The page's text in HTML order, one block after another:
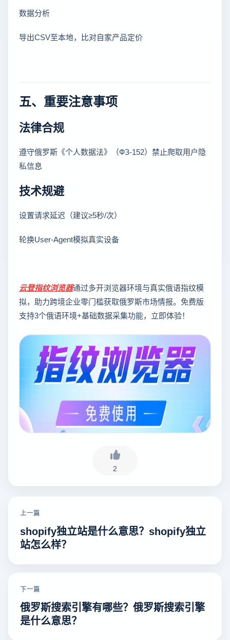
数据分析
导出CSV至本地，比对自家产品定价
五、重要注意事项
法律合规
遵守俄罗斯《个人数据法》（ФЗ-152）禁止爬取用户隐
私信息
技术规避
设置请求延迟（建议≥5秒/次）
轮换User-Agent模拟真实设备
云登指纹浏览器通过多开浏览器环境与真实俄语指纹模
拟，助力跨境企业零门槛获取俄罗斯市场情报。免费版
支持3个俄语环境+基础数据采集功能，立即体验！
2
上一篇
shopify独立站是什么意思？shopify独立
站怎么样？
下一篇
俄罗斯搜索引擎有哪些？俄罗斯搜索引擎
是什么意思？